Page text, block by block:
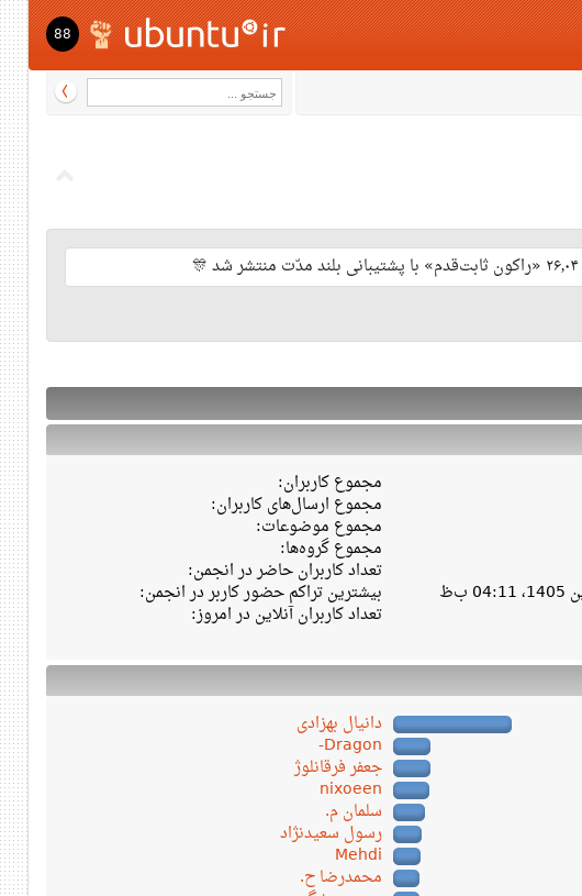
88
مجموع کاربران:
مجموع ارسال‌های کاربران:
مجموع موضوعات:
مجموع گروه‌ها:
تعداد کاربران حاضر در انجمن:
بیشترین تراکم حضور کاربر در انجمن:
تعداد کاربران آنلاین در امروز:
دانیال بهزادی
Dragon-
جعفر فرقانلوژ
nixoeen
سلمان م.
رسول سعیدنژاد
Mehdi
محمدرضا ح.